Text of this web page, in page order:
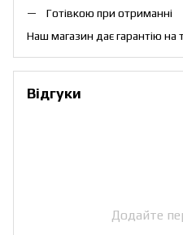
Готівкою при отриманні
Наш магазин дає гарантію на
Відгуки
Додайте